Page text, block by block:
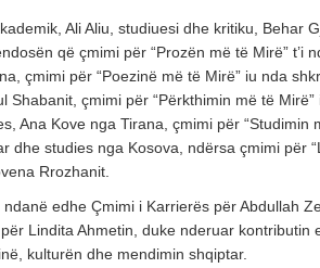
OPINIONE
Vendimet e Samitit të
POSTED ON: 16/07/2026
OPINIONE
Një shekull diplomaci
POSTED ON: 03/08/2026
Ali Aliu, studiuesi dhe kritiku, Behar
që çmimi për “Prozën më të Mirë” t’i
çmimi për “Poezinë më të Mirë” iu nda
Shabanit, çmimi për “Përkthimin më të Mirë”
Ana Kove nga Tirana, çmimi për “Studimin
dhe studies nga Kosova, ndërsa çmimi për
Rrozhanit.
edhe Çmimi i Karrierës për Abdullah
Lindita Ahmetin, duke nderuar kontributin
kulturën dhe mendimin shqiptar.